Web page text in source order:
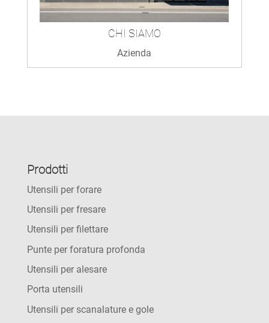
CHI SIAMO
Azienda
Prodotti
Utensili per forare
Utensili per fresare
Utensili per filettare
Punte per foratura profonda
Utensili per alesare
Porta utensili
Utensili per scanalature e gole